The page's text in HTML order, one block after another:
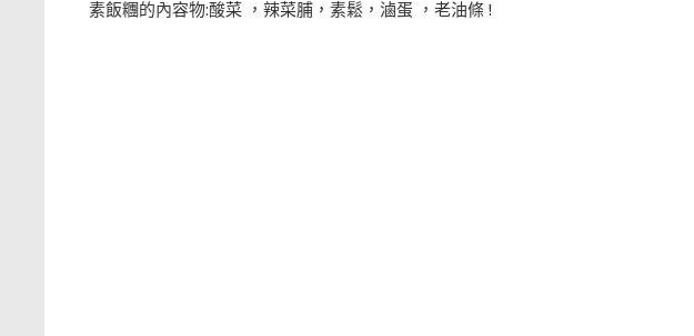
素飯糰的內容物:酸菜 ，辣菜脯，素鬆，滷蛋 ，老油條 !